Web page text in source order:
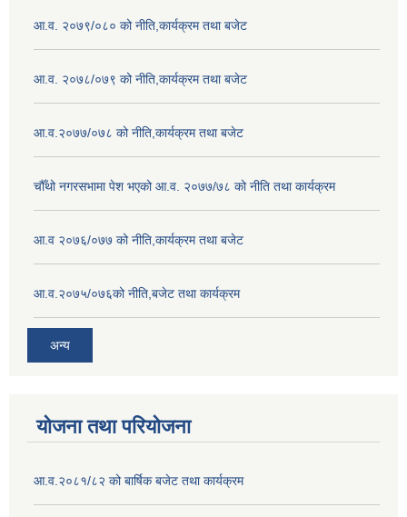
आ.व. २०७९/०८० को नीति,कार्यक्रम तथा बजेट
आ.व. २०७८/०७९ को नीति,कार्यक्रम तथा बजेट
आ.व.२०७७/०७८ को नीति,कार्यक्रम तथा बजेट
चौँथो नगरसभामा पेश भएको आ.व. २०७७/७८ को नीति तथा कार्यक्रम
आ.व २०७६/०७७ को नीति,कार्यक्रम तथा बजेट
आ.व.२०७५/०७६को नीति,बजेट तथा कार्यक्रम
अन्य
योजना तथा परियोजना
आ.व.२०८१/८२ को बार्षिक बजेट तथा कार्यक्रम